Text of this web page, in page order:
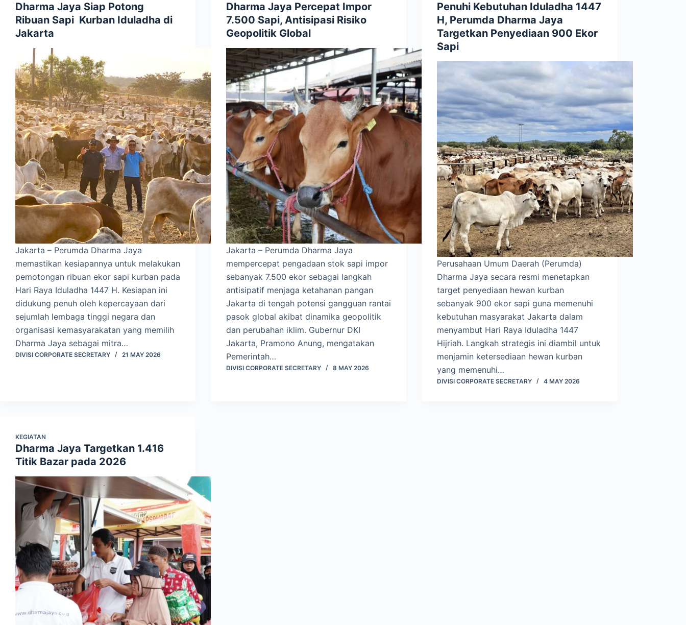
Dharma Jaya Siap Potong
Ribuan Sapi Kurban Iduladha di
Jakarta
Jakarta – Perumda Dharma Jaya
memastikan kesiapannya untuk melakukan
pemotongan ribuan ekor sapi kurban pada
Hari Raya Iduladha 1447 H. Kesiapan ini
didukung penuh oleh kepercayaan dari
sejumlah lembaga tinggi negara dan
organisasi kemasyarakatan yang memilih
Dharma Jaya sebagai mitra…
DIVISI CORPORATE SECRETARY 21 MAY 2026
Dharma Jaya Percepat Impor
7.500 Sapi, Antisipasi Risiko
Geopolitik Global
Jakarta – Perumda Dharma Jaya
mempercepat pengadaan stok sapi impor
sebanyak 7.500 ekor sebagai langkah
antisipatif menjaga ketahanan pangan
Jakarta di tengah potensi gangguan rantai
pasok global akibat dinamika geopolitik
dan perubahan iklim. Gubernur DKI
Jakarta, Pramono Anung, mengatakan
Pemerintah…
DIVISI CORPORATE SECRETARY 8 MAY 2026
Penuhi Kebutuhan Iduladha 1447
H, Perumda Dharma Jaya
Targetkan Penyediaan 900 Ekor
Sapi
Perusahaan Umum Daerah (Perumda)
Dharma Jaya secara resmi menetapkan
target penyediaan hewan kurban
sebanyak 900 ekor sapi guna memenuhi
kebutuhan masyarakat Jakarta dalam
menyambut Hari Raya Iduladha 1447
Hijriah. Langkah strategis ini diambil untuk
menjamin ketersediaan hewan kurban
yang memenuhi…
DIVISI CORPORATE SECRETARY 4 MAY 2026
KEGIATAN
Dharma Jaya Targetkan 1.416
Titik Bazar pada 2026